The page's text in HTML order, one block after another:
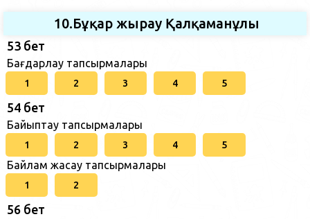
10.Бұқар жырау Қалқаманұлы
53 бет
Бағдарлау тапсырмалары
1 2 3 4 5
54 бет
Байыптау тапсырмалары
1 2 3 4 5
Байлам жасау тапсырмалары
1 2
56 бет